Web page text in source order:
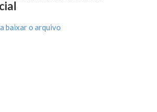
baixar o arquivo